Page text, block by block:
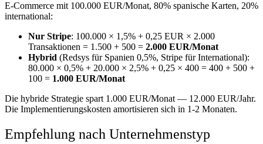
E-Commerce mit 100.000 EUR/Monat, 80% spanische Karten, 20%
international:
Nur Stripe: 100.000 × 1,5% + 0,25 EUR × 2.000
Transaktionen = 1.500 + 500 = 2.000 EUR/Monat
Hybrid (Redsys für Spanien 0,5%, Stripe für International):
80.000 × 0,5% + 20.000 × 2,5% + 0,25 × 400 = 400 + 500 +
100 = 1.000 EUR/Monat
Die hybride Strategie spart 1.000 EUR/Monat — 12.000 EUR/Jahr.
Die Implementierungskosten amortisieren sich in 1-2 Monaten.
Empfehlung nach Unternehmenstyp